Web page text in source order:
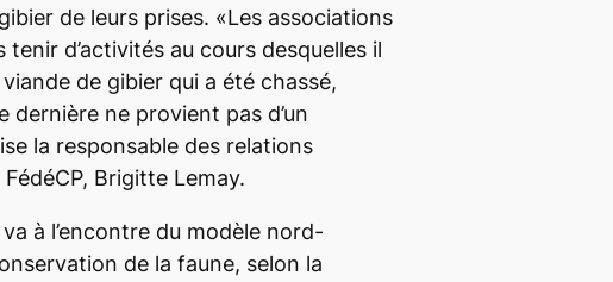
de leurs prises. «Les associations
tenir d’activités au cours desquelles il
de gibier qui a été chassé,
dernière ne provient pas d’un
la responsable des relations
Brigitte Lemay.
à l’encontre du modèle nord-
de la faune, selon la